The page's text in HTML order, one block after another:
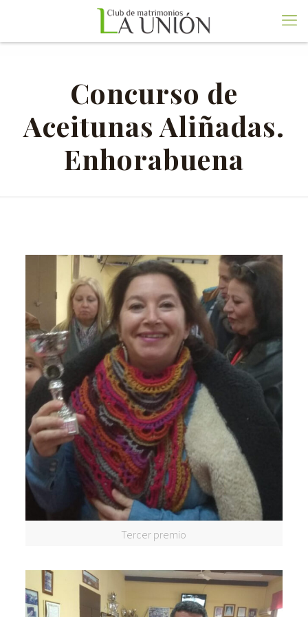
Concurso de
Aceitunas Aliñadas.
Enhorabuena
Tercer premio